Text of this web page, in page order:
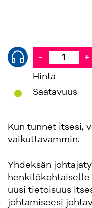
- +
Hinta
Saatavuus
Kun tunnet itsesi,
vaikuttavammin.
Yhdeksän
uusi tietoisuus
johtamiseesi